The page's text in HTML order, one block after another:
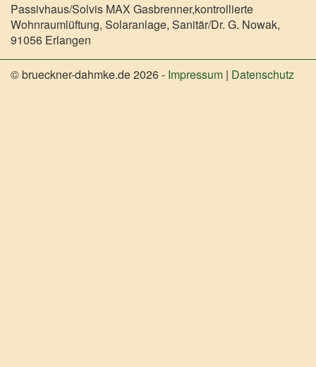
Passivhaus/Solvis MAX Gasbrenner,kontrollierte
Wohnraumlüftung, Solaranlage, Sanitär/Dr. G. Nowak,
91056 Erlangen
© brueckner-dahmke.de 2026 - Impressum | Datenschutz